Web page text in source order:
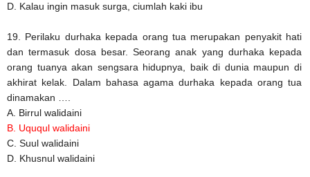
D. Kalau ingin masuk surga, ciumlah kaki ibu
19. Perilaku durhaka kepada orang tua merupakan penyakit hati
dan termasuk dosa besar. Seorang anak yang durhaka kepada
orang tuanya akan sengsara hidupnya, baik di dunia maupun di
akhirat kelak. Dalam bahasa agama durhaka kepada orang tua
dinamakan ….
A. Birrul walidaini
B. Uququl walidaini
C. Suul walidaini
D. Khusnul walidaini